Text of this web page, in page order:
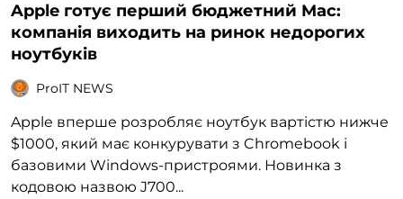
Apple готує перший бюджетний Mac:
компанія виходить на ринок недорогих
ноутбуків
ProIT NEWS
Apple вперше розробляє ноутбук вартістю нижче
$1000, який має конкурувати з Chromebook і
базовими Windows-пристроями. Новинка з
кодовою назвою J700...